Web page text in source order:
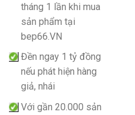
tháng 1 lần khi mua
sản phẩm tại
bep66.VN
Đền ngay 1 tỷ đồng
nếu phát hiện hàng
giả, nhái
Với gần 20.000 sản